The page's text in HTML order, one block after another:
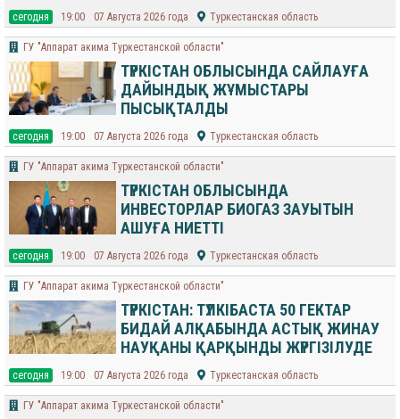
cегодня 19:00 07 Августа 2026 года Туркестанская область
ГУ "Аппарат акима Туркестанской области"
ТҮРКІСТАН ОБЛЫСЫНДА САЙЛАУҒА
ДАЙЫНДЫҚ ЖҰМЫСТАРЫ
ПЫСЫҚТАЛДЫ
cегодня 19:00 07 Августа 2026 года Туркестанская область
ГУ "Аппарат акима Туркестанской области"
ТҮРКІСТАН ОБЛЫСЫНДА
ИНВЕСТОРЛАР БИОГАЗ ЗАУЫТЫН
АШУҒА НИЕТТІ
cегодня 19:00 07 Августа 2026 года Туркестанская область
ГУ "Аппарат акима Туркестанской области"
ТҮРКІСТАН: ТҮЛКІБАСТА 50 ГЕКТАР
БИДАЙ АЛҚАБЫНДА АСТЫҚ ЖИНАУ
НАУҚАНЫ ҚАРҚЫНДЫ ЖҮРГІЗІЛУДЕ
cегодня 19:00 07 Августа 2026 года Туркестанская область
ГУ "Аппарат акима Туркестанской области"